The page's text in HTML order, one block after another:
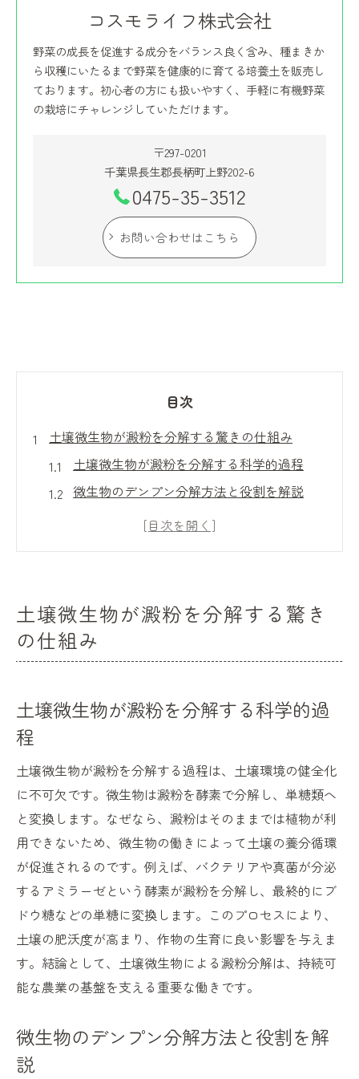
コスモライフ株式会社
野菜の成長を促進する成分をバランス良く含み、種まきか
ら収穫にいたるまで野菜を健康的に育てる培養土を販売し
ております。初心者の方にも扱いやすく、手軽に有機野菜
の栽培にチャレンジしていただけます。
〒297-0201
千葉県長生郡長柄町上野202-6
0475-35-3512
お問い合わせはこちら
目次
土壌微生物が澱粉を分解する驚きの仕組み
土壌微生物が澱粉を分解する科学的過程
微生物のデンプン分解方法と役割を解説
土壌微生物が澱粉を糖へ変える仕組み
実験を通じて分かる微生物のデンプン分解
澱粉分解で活躍する微生物の働きを解説
土壌微生物の澱粉分解における代表例とは
徴
澱粉分解に強い微生物の働きとその重要性
微生物のデンプン分解実験で見る活動の違
い
土壌微生物の多様な働きとデンプン分解力
微生物による澱粉分解は土づくりの鍵となる
微生物のデンプン分解が土壌改良に与える
効果
土壌微生物の活性化で健康な土を実現する
方法
改善
土壌微生物が澱粉を分解する驚き
の仕組み
土壌微生物が澱粉を分解する科学的過
程
土壌微生物が澱粉を分解する過程は、土壌環境の健全化
に不可欠です。微生物は澱粉を酵素で分解し、単糖類へ
と変換します。なぜなら、澱粉はそのままでは植物が利
用できないため、微生物の働きによって土壌の養分循環
が促進されるのです。例えば、バクテリアや真菌が分泌
するアミラーゼという酵素が澱粉を分解し、最終的にブ
ドウ糖などの単糖に変換します。このプロセスにより、
土壌の肥沃度が高まり、作物の生育に良い影響を与えま
す。結論として、土壌微生物による澱粉分解は、持続可
能な農業の基盤を支える重要な働きです。
微生物のデンプン分解方法と役割を解
説